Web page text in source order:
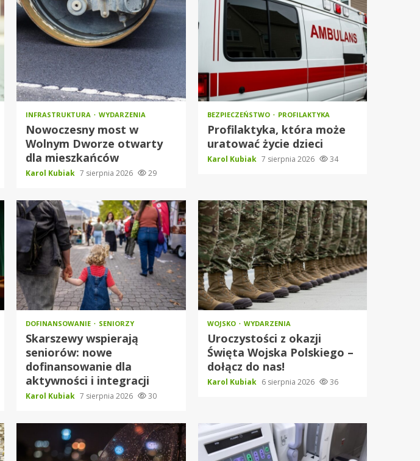
INFRASTRUKTURA WYDARZENIA
Nowoczesny most w
Wolnym Dworze otwarty
dla mieszkańców
Karol Kubiak 7 sierpnia 2026 29
BEZPIECZEŃSTWO PROFILAKTYKA
Profilaktyka, która może
uratować życie dzieci
Karol Kubiak 7 sierpnia 2026 34
DOFINANSOWANIE SENIORZY
Skarszewy wspierają
seniorów: nowe
dofinansowanie dla
aktywności i integracji
Karol Kubiak 7 sierpnia 2026 30
WOJSKO WYDARZENIA
Uroczystości z okazji
Święta Wojska Polskiego –
dołącz do nas!
Karol Kubiak 6 sierpnia 2026 36